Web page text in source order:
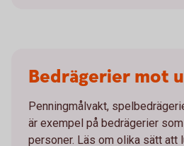
Bedrägerier mot
Penningmålvakt,
är exempel på bedrägerier
personer. Läs om olika sätt att